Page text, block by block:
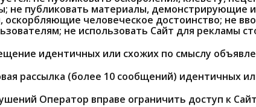
не публиковать материалы, демонстрирующие
человеческое достоинство; не
не использовать Сайт для рекламы
идентичных или схожих по смыслу
рассылка (более 10 сообщений) идентичных
Оператор вправе ограничить доступ к